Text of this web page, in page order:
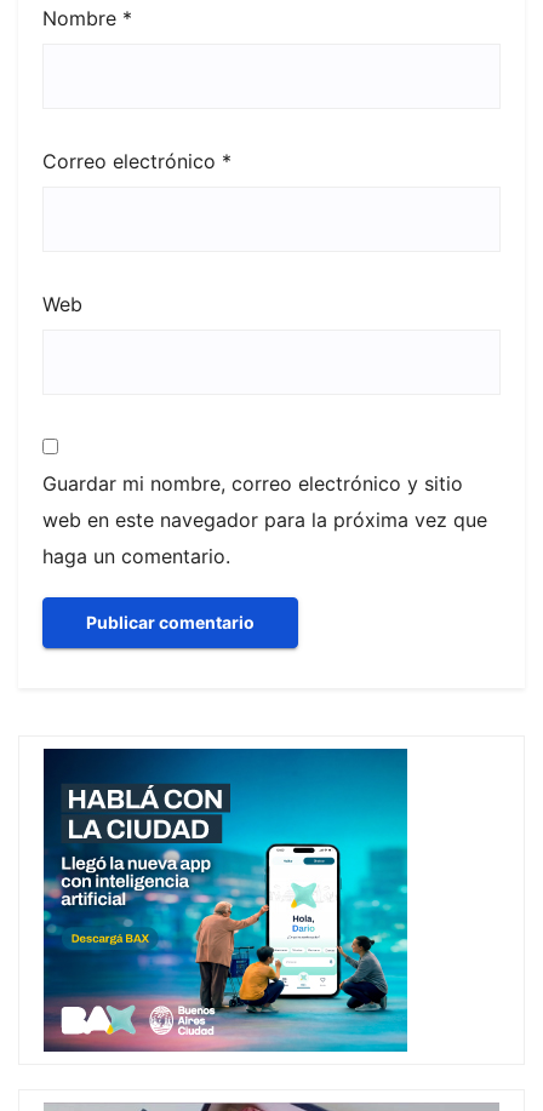
Nombre *
Correo electrónico *
Web
Guardar mi nombre, correo electrónico y sitio
web en este navegador para la próxima vez que
haga un comentario.